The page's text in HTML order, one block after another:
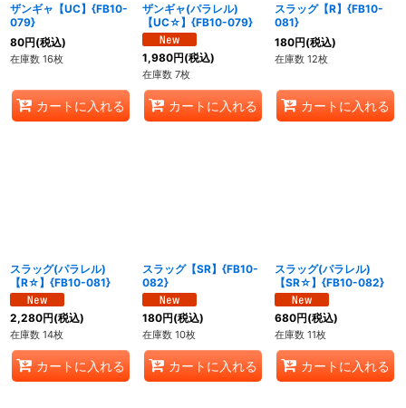
ザンギャ【UC】{FB10-
079}
80円(税込)
在庫数 16枚
カートに入れる
ザンギャ(パラレル)
【UC☆】{FB10-079}
1,980円(税込)
在庫数 7枚
カートに入れる
スラッグ【R】{FB10-
081}
180円(税込)
在庫数 12枚
カートに入れる
スラッグ(パラレル)
【R☆】{FB10-081}
2,280円(税込)
在庫数 14枚
カートに入れる
スラッグ【SR】{FB10-
082}
180円(税込)
在庫数 10枚
カートに入れる
スラッグ(パラレル)
【SR☆】{FB10-082}
680円(税込)
在庫数 11枚
カートに入れる